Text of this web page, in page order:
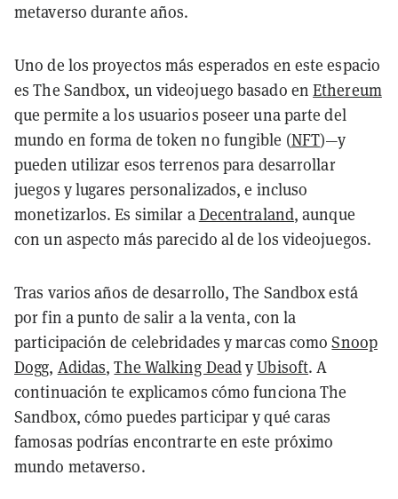
metaverso durante años.
Uno de los proyectos más esperados en este espacio
es The Sandbox, un videojuego basado enEthereum
que permite a los usuarios poseer una parte del
mundo en forma de token no fungible (NFT)—y
pueden utilizar esos terrenos para desarrollar
juegos y lugares personalizados, e incluso
monetizarlos. Es similar aDecentraland, aunque
con un aspecto más parecido al de los videojuegos.
Tras varios años de desarrollo, The Sandbox está
por fin a punto de salir a la venta, con la
participación de celebridades y marcas comoSnoop
Dogg, Adidas,The Walking DeadyUbisoft. A
continuación te explicamos cómo funciona The
Sandbox, cómo puedes participar y qué caras
famosas podrías encontrarte en este próximo
mundo metaverso.